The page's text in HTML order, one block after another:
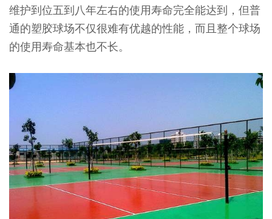
维护到位五到八年左右的使用寿命完全能达到，但普
通的塑胶球场不仅很难有优越的性能，而且整个球场
的使用寿命基本也不长。